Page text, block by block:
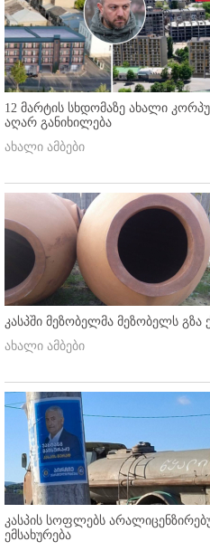
12 მარტის სხდომაზე ახალი
აღარ განიხილება
ახალი ამბები
კასპში მეზობელმა მეზობელს გზა
ახალი ამბები
კასპის სოფლებს
ემსახურება